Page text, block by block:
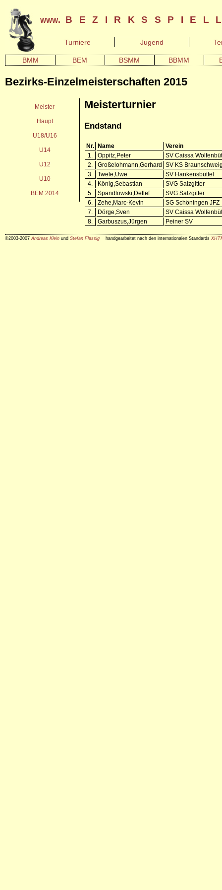
www.
Turniere Jugend
BMM BEM BSMM BBMM
Bezirks-Einzelmeisterschaften 2015
Meister
Haupt
U18/U16
U14
U12
U10
BEM 2014
Meisterturnier
Endstand
Nr. Name
Verein
1.
Oppitz,Peter
SV Caissa
2.
Großelohmann,Gerhard
SV KS
3.
Twele,Uwe
SV Hankensbüttel
4.
König,Sebastian
SVG Salzgitter
5.
Spandlowski,Detlef
SVG Salzgitter
6.
Zehe,Marc-Kevin
SG Schöningen JFZ
7.
Dörge,Sven
SV Caissa
8.
Garbuszus,Jürgen Peiner SV
©2003-2007Andreas Klein und Stefan Flassig handgearbeitet nach den internationalen Standards